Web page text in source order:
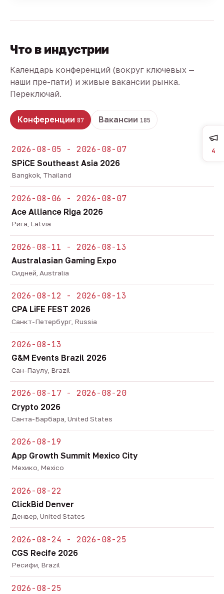
Что в индустрии
Календарь конференций (вокруг ключевых —
наши пре-пати) и живые вакансии рынка.
Переключай.
Конференции 87 Вакансии 185
2026-08-05 - 2026-08-07
SPiCE Southeast Asia 2026
Bangkok, Thailand
2026-08-06 - 2026-08-07
Ace Alliance Riga 2026
Рига, Latvia
2026-08-11 - 2026-08-13
Australasian Gaming Expo
Сидней, Australia
2026-08-12 - 2026-08-13
CPA LiFE FEST 2026
Санкт-Петербург, Russia
2026-08-13
G&M Events Brazil 2026
Сан-Паулу, Brazil
2026-08-17 - 2026-08-20
Crypto 2026
Санта-Барбара, United States
2026-08-19
App Growth Summit Mexico City
Мехико, Mexico
2026-08-22
ClickBid Denver
Денвер, United States
2026-08-24 - 2026-08-25
CGS Recife 2026
Ресифи, Brazil
2026-08-25
4